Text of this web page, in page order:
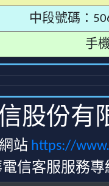
中段號碼：
手
股份有
站 https://
電信客服服務專